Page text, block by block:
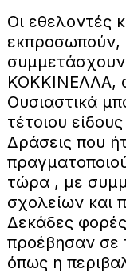
Οι εθελοντές
εκπροσωπούν,
ΚΟΚΚΙΝΕΛΛΑ,
Ουσιαστικά
τέτοιου
Δράσεις που
τώρα , με
σχολείων και
Δεκάδες
προέβησαν σε
όπως η